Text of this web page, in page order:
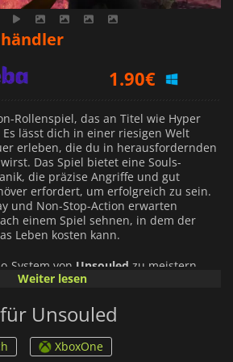
1.90€
2.39€
Rollenspiel, das an Titel wie Hyper
lässt dich in einer riesigen Welt
erleben, die du in herausfordernden
Das Spiel bietet eine Souls-
die präzise Angriffe und gut
erfordert, um erfolgreich zu sein.
und Non-Stop-Action erwarten
einem Spiel sehnen, in dem der
Leben kosten kann.
System von Unsouled zu meistern,
ist aber ein Muss, wenn du im Spiel
du die Horden von Gegnern besiegen,
Welt des Spiels erkundest, kannst
Weiter lesen
Unsouled
XboxOne